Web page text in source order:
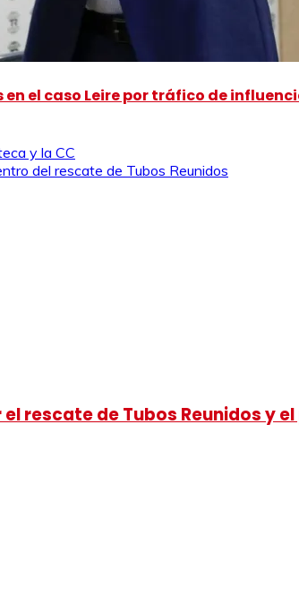
en el caso Leire por tráfico de
y la CC
del rescate de Tubos Reunidos
rescate de Tubos Reunidos y el